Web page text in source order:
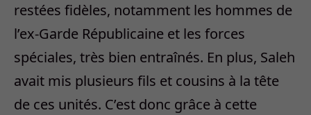
restées fidèles, notamment les hommes de
l’ex-Garde Républicaine et les forces
spéciales, très bien entraînés. En plus, Saleh
avait mis plusieurs fils et cousins à la tête
de ces unités. C’est donc grâce à cette